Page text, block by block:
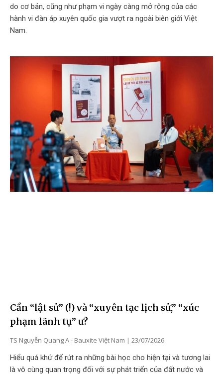
do cơ bản, cũng như phạm vi ngày càng mở rộng của các
hành vi đàn áp xuyên quốc gia vượt ra ngoài biên giới Việt
Nam.
Cần “lật sử” (!) và “xuyên tạc lịch sử,” “xúc
phạm lãnh tụ” ư?
TS Nguyễn Quang A - Bauxite Việt Nam
23/07/2026
Hiểu quá khứ để rút ra những bài học cho hiện tại và tương lai
là vô cùng quan trọng đối với sự phát triển của đất nước và